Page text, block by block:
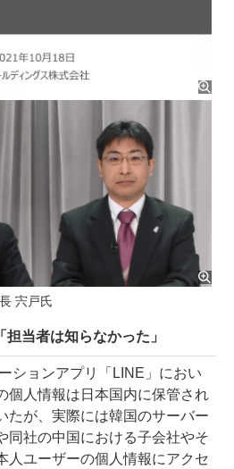
宍戸氏
当者は知らなかった」
ションアプリ「LINE」におい
個人情報は日本国内に保管され
たが、実際には韓国のサーバー
同社の中国における子会社やそ
人ユーザーの個人情報にアクセ